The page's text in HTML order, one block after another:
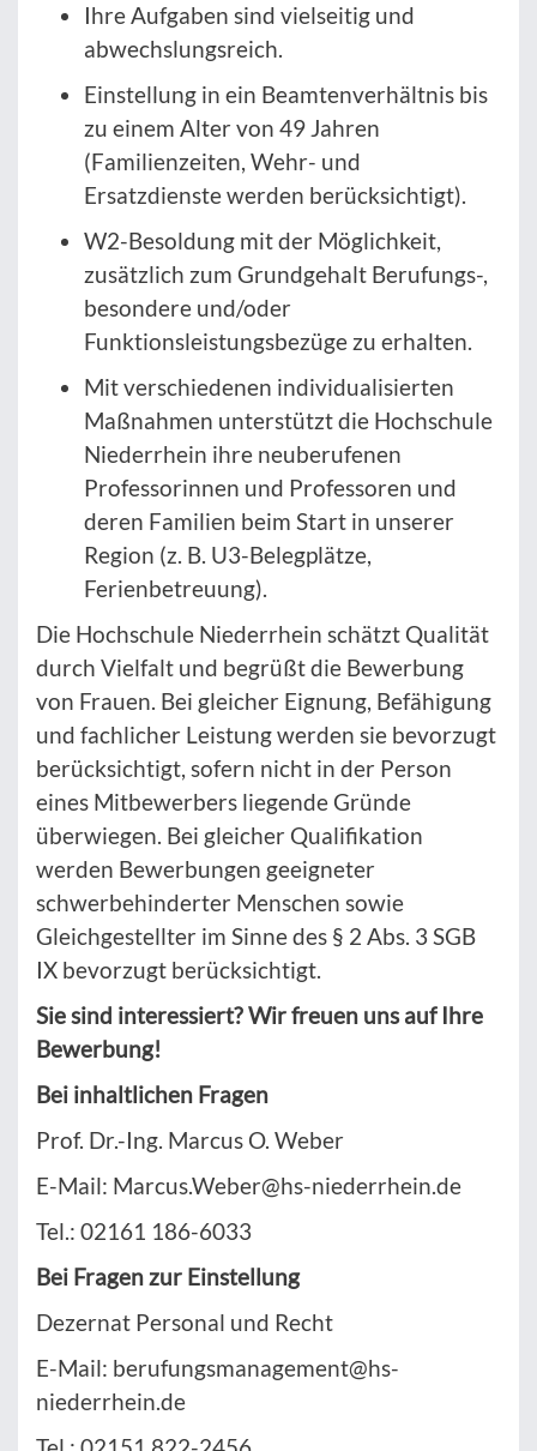
Ihre Aufgaben sind vielseitig und
abwechslungsreich.
Einstellung in ein Beamtenverhältnis bis
zu einem Alter von 49 Jahren
(Familienzeiten, Wehr- und
Ersatzdienste werden berücksichtigt).
W2-Besoldung mit der Möglichkeit,
zusätzlich zum Grundgehalt Berufungs-,
besondere und/oder
Funktionsleistungsbezüge zu erhalten.
Mit verschiedenen individualisierten
Maßnahmen unterstützt die Hochschule
Niederrhein ihre neuberufenen
Professorinnen und Professoren und
deren Familien beim Start in unserer
Region (z. B. U3-Belegplätze,
Ferienbetreuung).
Die Hochschule Niederrhein schätzt Qualität
durch Vielfalt und begrüßt die Bewerbung
von Frauen. Bei gleicher Eignung, Befähigung
und fachlicher Leistung werden sie bevorzugt
berücksichtigt, sofern nicht in der Person
eines Mitbewerbers liegende Gründe
überwiegen. Bei gleicher Qualifikation
werden Bewerbungen geeigneter
schwerbehinderter Menschen sowie
Gleichgestellter im Sinne des § 2 Abs. 3 SGB
IX bevorzugt berücksichtigt.
Sie sind interessiert? Wir freuen uns auf Ihre
Bewerbung!
Bei inhaltlichen Fragen
Prof. Dr.-Ing. Marcus O. Weber
E-Mail: Marcus.Weber@hs-niederrhein.de
Tel.: 02161 186-6033
Bei Fragen zur Einstellung
Dezernat Personal und Recht
E-Mail: berufungsmanagement@hs-
niederrhein.de